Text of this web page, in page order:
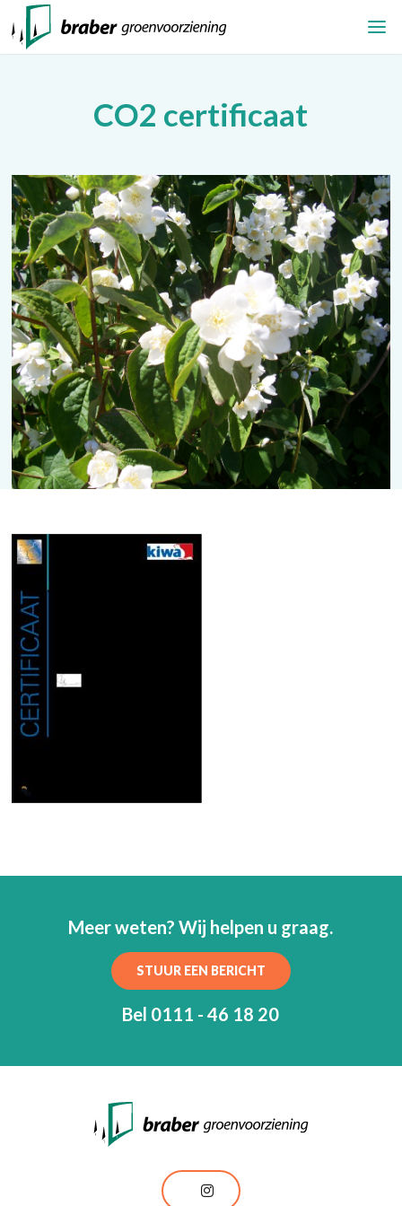
CO2 certificaat
Meer weten? Wij helpen u graag.
STUUR EEN BERICHT
Bel 0111 - 46 18 20